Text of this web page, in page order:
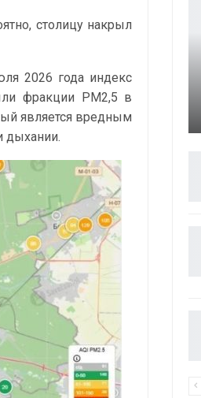
столицу накрыл
2026 года индекс
фракции PM2,5 в
является вредным
дыхании.